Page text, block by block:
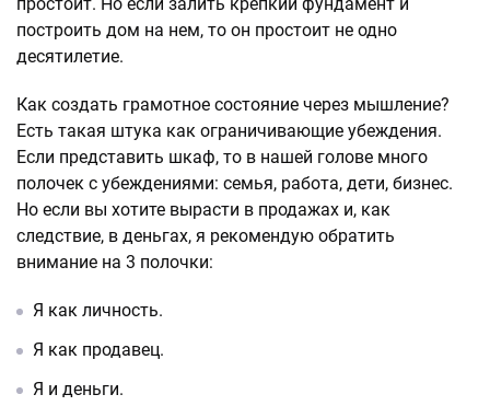
построить дом на нем, то он простоит не одно
десятилетие.
Как создать грамотное состояние через мышление?
Есть такая штука как ограничивающие убеждения.
Если представить шкаф, то в нашей голове много
полочек с убеждениями: семья, работа, дети, бизнес.
Но если вы хотите вырасти в продажах и, как
следствие, в деньгах, я рекомендую обратить
внимание на 3 полочки:
Я как личность.
Я как продавец.
Я и деньги.